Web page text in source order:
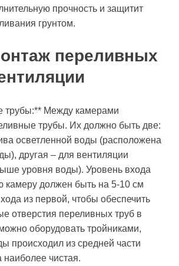
прочность и защитит
грунтом.
переливных
трубы:** Между камерами
трубы. Их должно быть две:
осветленной воды (расположена
другая – для вентиляции
уровня воды). Уровень входа
камеру должен быть на 5-10 см
из первой, чтобы обеспечить
отверстия переливных труб в
оборудовать тройниками,
происходил из средней части
наиболее чистая.